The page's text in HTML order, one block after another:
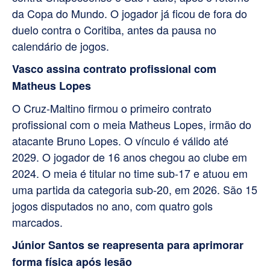
da Copa do Mundo. O jogador já ficou de fora do
duelo contra o Coritiba, antes da pausa no
calendário de jogos.
Vasco assina contrato profissional com
Matheus Lopes
O Cruz-Maltino firmou o primeiro contrato
profissional com o meia Matheus Lopes, irmão do
atacante Bruno Lopes. O vínculo é válido até
2029. O jogador de 16 anos chegou ao clube em
2024. O meia é titular no time sub-17 e atuou em
uma partida da categoria sub-20, em 2026. São 15
jogos disputados no ano, com quatro gols
marcados.
Júnior Santos se reapresenta para aprimorar
forma física após lesão